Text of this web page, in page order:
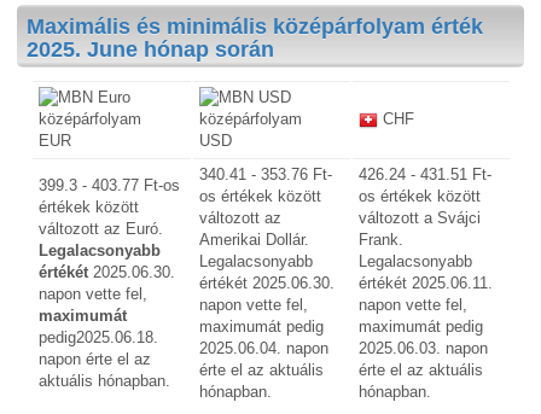
Maximális és minimális középárfolyam érték
2025. June hónap során
EUR USD
CHF
399.3 - 403.77 Ft-os
értékek között
változott az Euró.
Legalacsonyabb
értékét2025.06.30.
napon vette fel,
maximumát
pedig2025.06.18.
napon érte el az
aktuális hónapban.
340.41 - 353.76 Ft-
os értékek között
változott az
Amerikai Dollár.
Legalacsonyabb
értékét 2025.06.30.
napon vette fel,
maximumát pedig
2025.06.04. napon
érte el az aktuális
hónapban.
426.24 - 431.51 Ft-
os értékek között
változott a Svájci
Frank.
Legalacsonyabb
értékét 2025.06.11.
napon vette fel,
maximumát pedig
2025.06.03. napon
érte el az aktuális
hónapban.